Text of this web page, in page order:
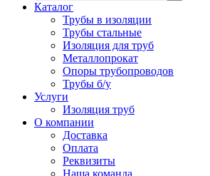
Каталог
Трубы в изоляции
Трубы стальные
Изоляция для труб
Металлопрокат
Опоры трубопроводов
Трубы б/у
Услуги
Изоляция труб
О компании
Доставка
Оплата
Реквизиты
Наша команда